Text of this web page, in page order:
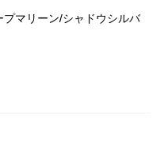
マリーン/シャドウシルバ